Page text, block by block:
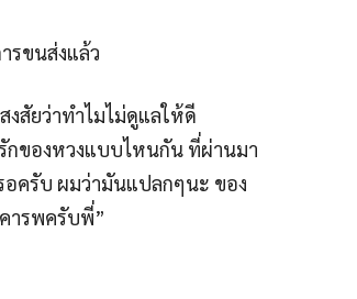
รขนส่งแล้ว
สัยว่าทำไมไม่ดูแลให้ดี
ของหวงแบบไหนกัน ที่ผ่านมา
ครับ ผมว่ามันแปลกๆนะ ของ
ารพครับพี่”